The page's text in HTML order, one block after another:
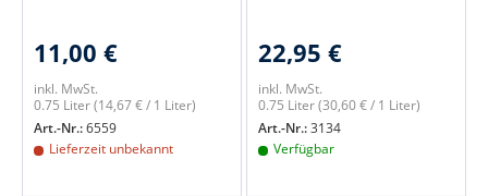
11,00 €
inkl. MwSt.
0.75 Liter(14,67 € / 1 Liter)
Art.-Nr.:6559
Lieferzeit unbekannt
22,95 €
inkl. MwSt.
0.75 Liter(30,60 € / 1 Liter)
Art.-Nr.:3134
Verfügbar